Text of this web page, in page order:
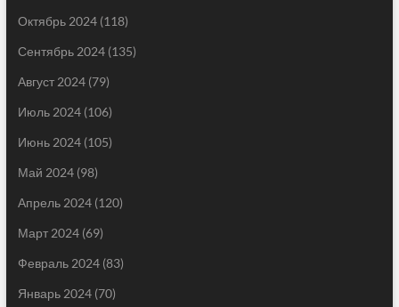
Октябрь 2024(118)
Сентябрь 2024(135)
Август 2024(79)
Июль 2024(106)
Июнь 2024(105)
Май 2024(98)
Апрель 2024(120)
Март 2024(69)
Февраль 2024(83)
Январь 2024(70)